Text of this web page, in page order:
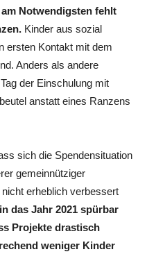
Notwendigsten fehlt
Kinder aus sozial
ersten Kontakt mit dem
Anders als andere
der Einschulung mit
anstatt eines Ranzens
sich die Spendensituation
gemeinnütziger
erheblich verbessert
das Jahr 2021 spürbar
Projekte drastisch
weniger Kinder